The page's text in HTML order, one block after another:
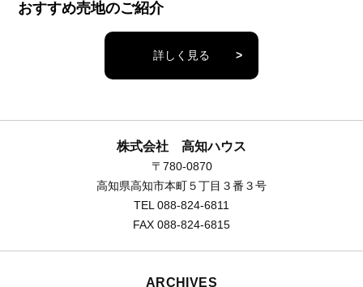
おすすめ売地のご紹介
詳しく見る >
株式会社 高知ハウス
〒780-0870
高知県高知市本町５丁目３番３号
TEL 088-824-6811
FAX 088-824-6815
ARCHIVES